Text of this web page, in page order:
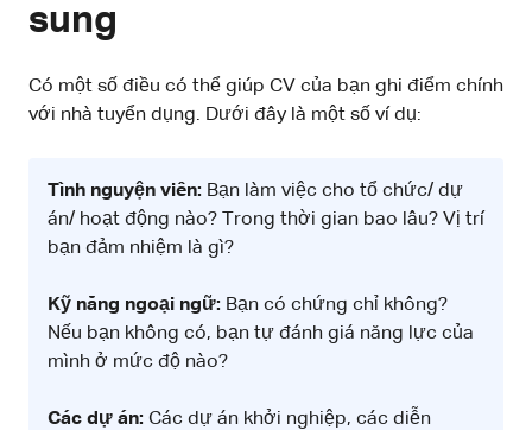
sung
Có một số điều có thể giúp CV của bạn ghi điểm chính
với nhà tuyển dụng. Dưới đây là một số ví dụ:
Tình nguyện viên: Bạn làm việc cho tổ chức/ dự
án/ hoạt động nào? Trong thời gian bao lâu? Vị trí
bạn đảm nhiệm là gì?
Kỹ năng ngoại ngữ: Bạn có chứng chỉ không?
Nếu bạn không có, bạn tự đánh giá năng lực của
mình ở mức độ nào?
Các dự án: Các dự án khởi nghiệp, các diễn